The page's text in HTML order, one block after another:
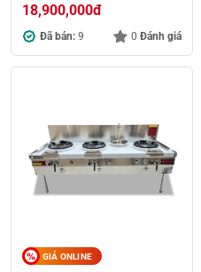
18,900,000đ
Đã bán: 9 0 Đánh giá
GIÁ ONLINE